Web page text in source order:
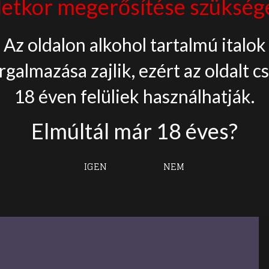
something
amazing — check
back soon!
megerősítése
Az oldalon alkohol tartalmú italok
zajlik, ezért az oldalt
18 éven felüliek használhatják.
Elmúltál már 18 éves?
IGEN NEM